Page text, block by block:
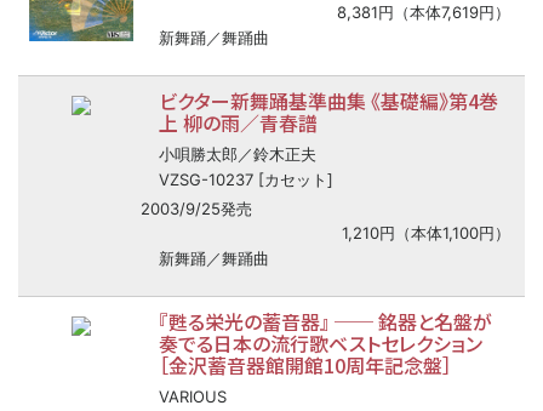
8,381円（本体7,619円）
新舞踊／舞踊曲
ビクター新舞踊基準曲集 《基礎編》第4巻
上 柳の雨／青春譜
小唄勝太郎／鈴木正夫
VZSG-10237 [カセット]
2003/9/25発売
1,210円（本体1,100円）
新舞踊／舞踊曲
『甦る栄光の蓄音器』 ──銘器と名盤が
奏でる日本の流行歌ベストセレクション
［金沢蓄音器館開館10周年記念盤］
VARIOUS